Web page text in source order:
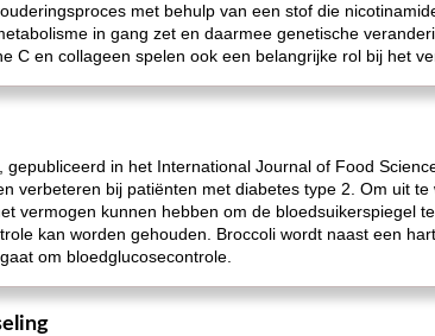
met behulp van een stof die
in gang zet en daarmee genetische
C en collageen spelen ook een belangrijke rol bij het
gepubliceerd in het International Journal of Food
verbeteren bij patiënten met diabetes type 2. Om uit
vermogen kunnen hebben om de bloedsuikerspiegel
kan worden gehouden. Broccoli wordt naast een
om bloedglucosecontrole.